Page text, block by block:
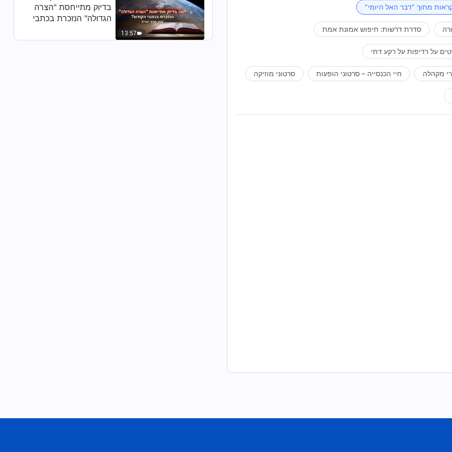
מתוך "דבר האל היומי"
סדרת דרשות: חיפוש אמונת אמת
על רדיפות על רקע דתי
מקהלה חיי הכנסייה – סרטוני הופעות סרטוני מוזיקה
13:57
בדיוק מתייחסת "הצרה
הגדולה" הנזכרת בכתבי
מסרט)